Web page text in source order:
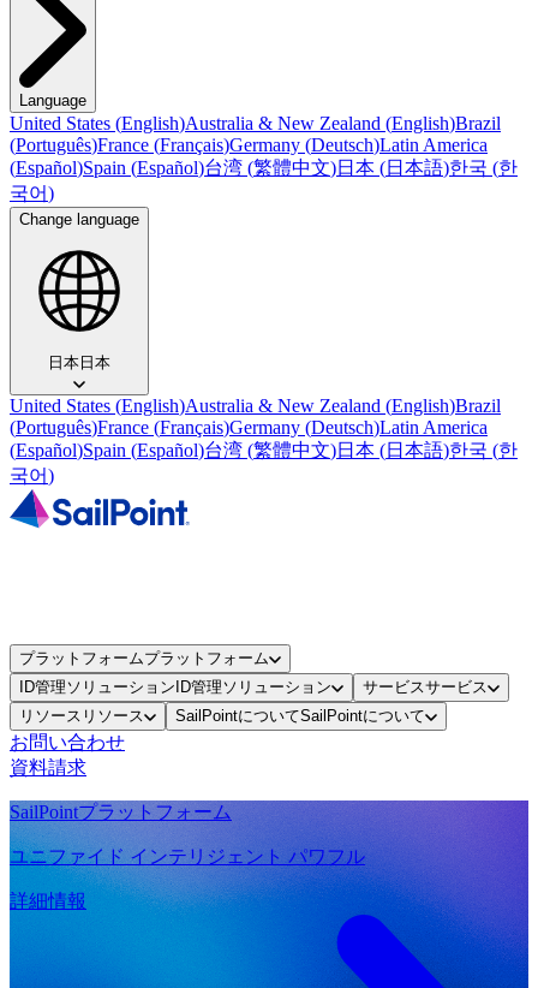
Language
United States (English)Australia & New Zealand (English)Brazil
(Português)France (Français)Germany (Deutsch)Latin America
(Español)Spain (Español)台湾 (繁體中文)日本 (日本語)한국 (한
국어)
Change language
日本日本
United States (English)Australia & New Zealand (English)Brazil
(Português)France (Français)Germany (Deutsch)Latin America
(Español)Spain (Español)台湾 (繁體中文)日本 (日本語)한국 (한
국어)
プラットフォームプラットフォーム
ID管理ソリューション ID管理ソリューション サービスサービス
リソース リソース SailPointについてSailPointについて
お問い合わせ
資料請求
SailPointプラットフォーム
ユニファイド インテリジェント パワフル
詳細情報